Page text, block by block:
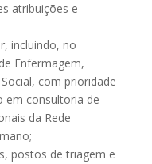
atribuições e
incluindo, no
Enfermagem,
com prioridade
em consultoria de
da Rede
postos de triagem e